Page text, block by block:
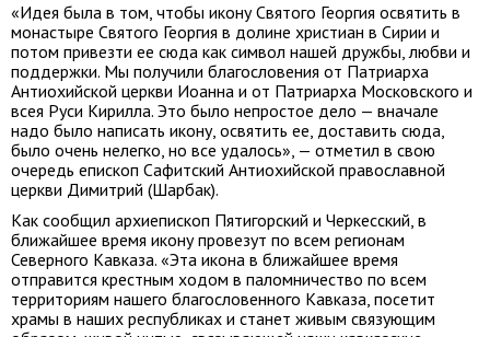
«Идея была в том, чтобы икону Святого Георгия освятить в
монастыре Святого Георгия в долине христиан в Сирии и
потом привезти ее сюда как символ нашей дружбы, любви и
поддержки. Мы получили благословения от Патриарха
Антиохийской церкви Иоанна и от Патриарха Московского и
всея Руси Кирилла. Это было непростое дело — вначале
надо было написать икону, освятить ее, доставить сюда,
было очень нелегко, но все удалось», — отметил в свою
очередь епископ Сафитский Антиохийской православной
церкви Димитрий (Шарбак).
Как сообщил архиепископ Пятигорский и Черкесский, в
ближайшее время икону провезут по всем регионам
Северного Кавказа. «Эта икона в ближайшее время
отправится крестным ходом в паломничество по всем
территориям нашего благословенного Кавказа, посетит
храмы в наших республиках и станет живым связующим